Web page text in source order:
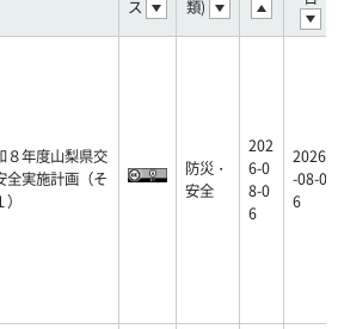
ス 類)
８年度山梨県交
全実施計画（そ
防災・
安全
202
6-0
8-0
6
2026
-08-0
6